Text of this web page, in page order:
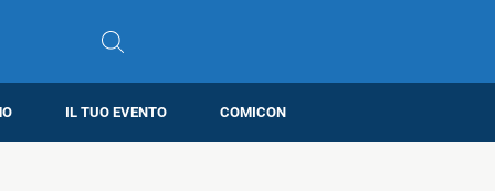
IL TUO EVENTO COMICON